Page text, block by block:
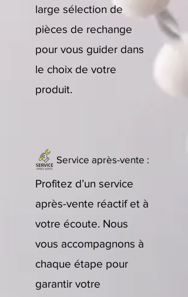
large sélection de
pièces de rechange
pour vous guider dans
le choix de votre
produit.
Service après-vente :
Profitez d’un service
après-vente réactif et à
votre écoute. Nous
vous accompagnons à
chaque étape pour
garantir votre